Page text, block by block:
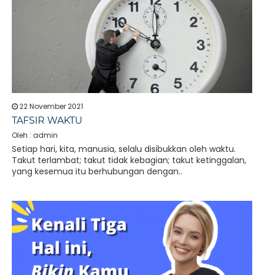
22 November 2021
TAFSIR WAKTU
Oleh : admin
Setiap hari, kita, manusia, selalu disibukkan oleh waktu.
Takut terlambat; takut tidak kebagian; takut ketinggalan,
yang kesemua itu berhubungan dengan..